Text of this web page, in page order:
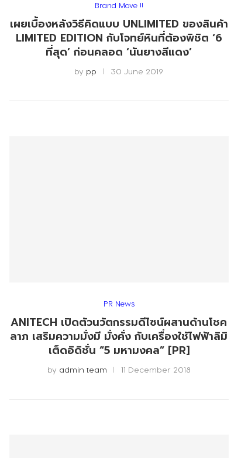
Brand Move !!
เผยเบื้องหลังวิธีคิดแบบ UNLIMITED ของสินค้า
LIMITED EDITION กับโจทย์หินที่ต้องพิชิต ‘6
ที่สุด’ ก่อนคลอด ‘นันยางสีแดง’
by pp 30 June 2019
PR News
ANITECH เปิดตัวนวัตกรรมดีไซน์ผสานด้านโชค
ลาภ เสริมความมั่งมี มั่งคั่ง กับเครื่องใช้ไฟฟ้าลิมิ
เต็ดอิดิชั่น “5 มหามงคล” [PR]
by admin team 11 December 2018